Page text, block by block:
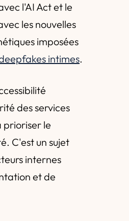
l'AI Act et le
les nouvelles
imposées
intimes.
des services
prioriser le
C'est un sujet
internes
et de